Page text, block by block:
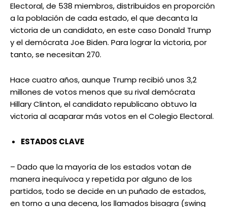
Electoral, de 538 miembros, distribuidos en proporción
a la población de cada estado, el que decanta la
victoria de un candidato, en este caso Donald Trump
y el demócrata Joe Biden. Para lograr la victoria, por
tanto, se necesitan 270.
Hace cuatro años, aunque Trump recibió unos 3,2
millones de votos menos que su rival demócrata
Hillary Clinton, el candidato republicano obtuvo la
victoria al acaparar más votos en el Colegio Electoral.
ESTADOS CLAVE
– Dado que la mayoría de los estados votan de
manera inequívoca y repetida por alguno de los
partidos, todo se decide en un puñado de estados,
en torno a una decena, los llamados bisagra (swing